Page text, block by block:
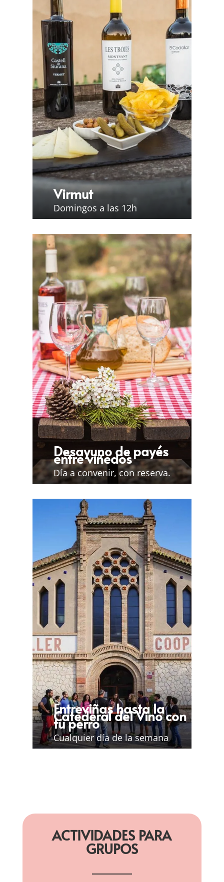
Virmut
Domingos a las 12h
Desayuno de payés
entre viñedos
Día a convenir, con reserva.
Entreviñas hasta la
Catederal del Vino con
tu perro
Cualquier día de la semana
ACTIVIDADES PARA
GRUPOS